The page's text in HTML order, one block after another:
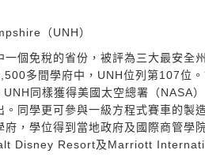
（UNH）
一個免稅的省份，被評為三大最安
多間學府中，UNH位列第107位
同樣獲得美國太空總署（NASA
同學更可參與一級方程式賽車的製
府，學位得到當地政府及國際商管
Disney Resort及Marriott